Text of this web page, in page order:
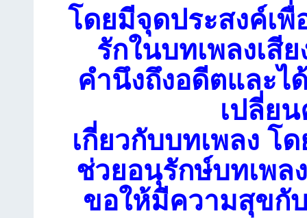
โดยมีจุดประสงค์เ
รักในบทเพลงเสี
คำนึงถึงอดีตและไ
เปลี่ย
เกี่ยวกับบทเพลง โ
ช่วยอนุรักษ์บทเพล
ขอให้มีความสุขกั